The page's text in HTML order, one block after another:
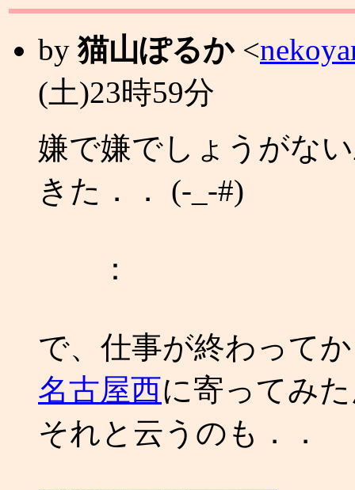
by猫山ぽるか<
(土)23時59分
嫌で嫌でしょうがな
きた．． (-_-#)
：
で、仕事が終わって
名古屋西に寄ってみ
それと云うのも．．